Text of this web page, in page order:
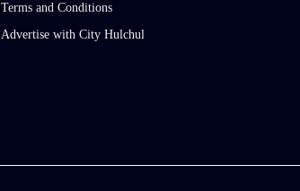
Terms and Conditions
Advertise with City Hulchul